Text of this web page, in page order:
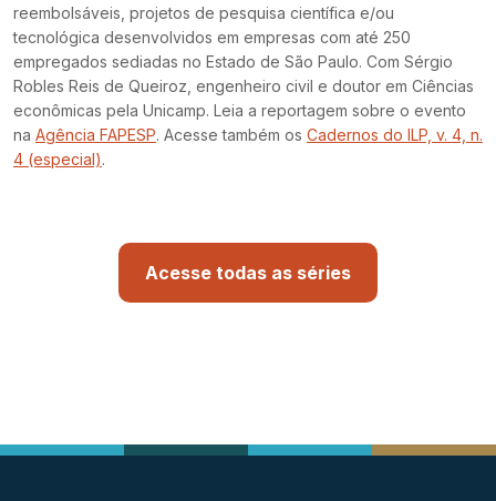
reembolsáveis, projetos de pesquisa científica e/ou
tecnológica desenvolvidos em empresas com até 250
empregados sediadas no Estado de São Paulo. Com Sérgio
Robles Reis de Queiroz, engenheiro civil e doutor em Ciências
econômicas pela Unicamp. Leia a reportagem sobre o evento
na Agência FAPESP. Acesse também os Cadernos do ILP, v. 4, n.
4 (especial).
Acesse todas as séries